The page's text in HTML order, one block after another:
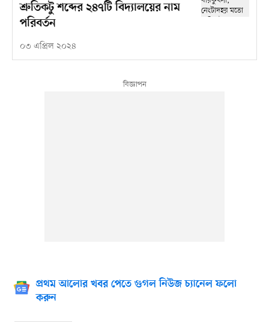
শ্রুতিকটু শব্দের ২৪৭টি বিদ্যালয়ের নাম
পরিবর্তন
০৩ এপ্রিল ২০২৪
প্রথম আলোর খবর পেতে গুগল নিউজ চ্যানেল ফলো
করুন